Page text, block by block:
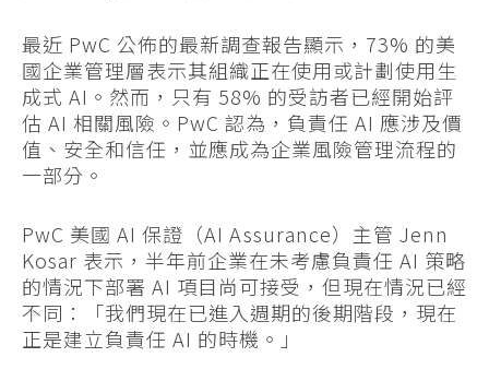
最近 PwC 公佈的最新調查報告顯示，73% 的美
國企業管理層表示其組織正在使用或計劃使用生
成式 AI。然而，只有 58% 的受訪者已經開始評
估 AI 相關風險。PwC 認為，負責任 AI 應涉及價
值、安全和信任，並應成為企業風險管理流程的
一部分。
PwC 美國 AI 保證（AI Assurance）主管 Jenn
Kosar 表示，半年前企業在未考慮負責任 AI 策略
的情況下部署 AI 項目尚可接受，但現在情況已經
不同：「我們現在已進入週期的後期階段，現在
正是建立負責任 AI 的時機。」